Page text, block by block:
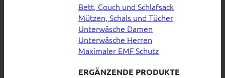
Bett, Couch und Schlafsack
Mützen, Schals und Tücher
Unterwäsche Damen
Unterwäsche Herren
Maximaler EMF Schutz
ERGÄNZENDE PRODUKTE